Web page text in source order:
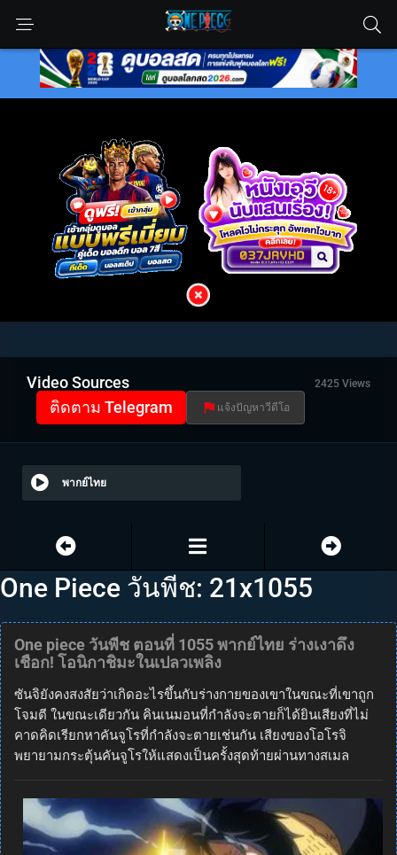
Video Sources 2425 Views
ติดตาม Telegram แจ้งปัญหาวีดีโอ
พากย์ไทย
One Piece วันพีช: 21x1055
One piece วันพีช ตอนที่ 1055 พากย์ไทย ร่างเงาดึง
เชือก! โอนิกาชิมะในเปลวเพลิง
ซันจิยังคงสงสัยว่าเกิดอะไรขึ้นกับร่างกายของเขาในขณะที่เขาถูก
โจมตี ในขณะเดียวกัน คินเนมอนที่กำลังจะตายก็ได้ยินเสียงที่ไม่
คาดคิดเรียกหาคันจูโรที่กำลังจะตายเช่นกัน เสียงของโอโรจิ
พยายามกระตุ้นคันจูโรให้แสดงเป็นครั้งสุดท้ายผ่านทางสเมล